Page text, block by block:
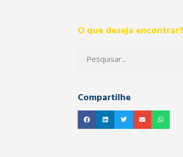
O que deseja encontrar?
Compartilhe